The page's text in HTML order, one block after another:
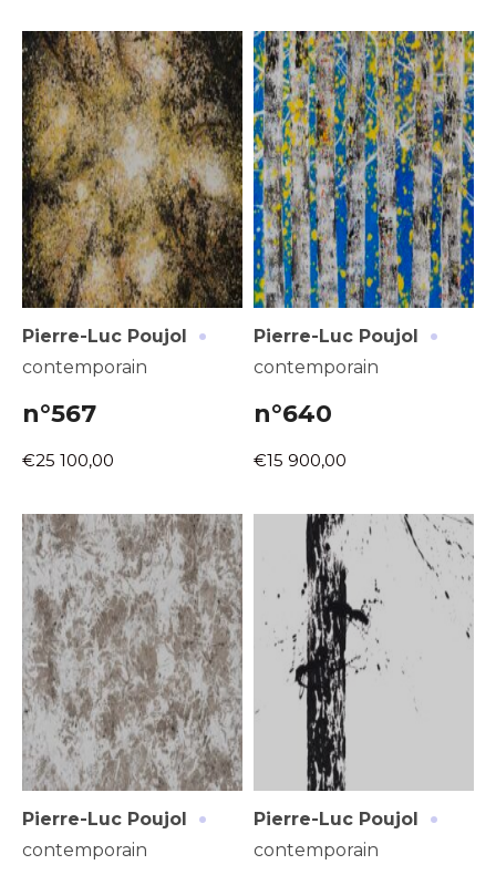
Pierre-Luc Poujol ·
contemporain
n°567
€25 100,00
Pierre-Luc Poujol ·
contemporain
n°640
€15 900,00
Pierre-Luc Poujol ·
contemporain
Pierre-Luc Poujol ·
contemporain